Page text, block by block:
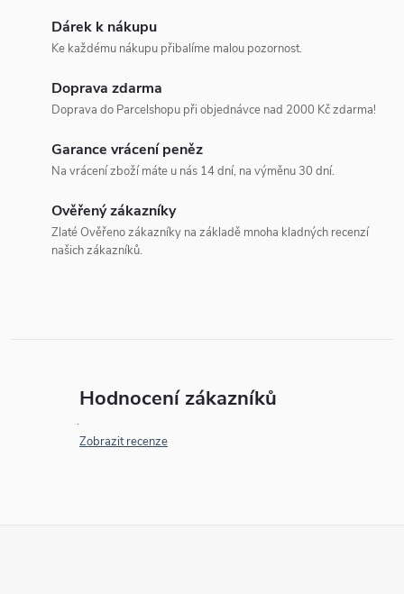
Dárek k nákupu
Ke každému nákupu přibalíme malou pozornost.
Doprava zdarma
Doprava do Parcelshopu při objednávce nad 2000 Kč zdarma!
Garance vrácení peněz
Na vrácení zboží máte u nás 14 dní, na výměnu 30 dní.
Ověřený zákazníky
Zlaté Ověřeno zákazníky na základě mnoha kladných recenzí
našich zákazníků.
Hodnocení zákazníků
Zobrazit recenze